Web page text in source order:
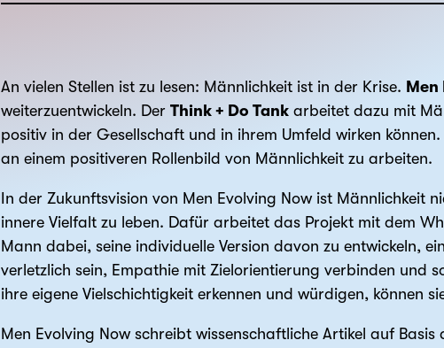
An vielen Stellen ist zu lesen: Männlichkeit ist in der Krise.
weiterzuentwickeln. Der Think + Do Tank arbeitet dazu mit
positiv in der Gesellschaft und in ihrem Umfeld wirken
an einem positiveren Rollenbild von Männlichkeit zu arbeiten.
In der Zukunftsvision von Men Evolving Now ist
innere Vielfalt zu leben. Dafür arbeitet das Projekt mit dem
Mann dabei, seine individuelle Version davon zu entwickeln,
verletzlich sein, Empathie mit Zielorientierung verbinden und
ihre eigene Vielschichtigkeit erkennen und würdigen, können
Men Evolving Now schreibt wissenschaftliche Artikel auf